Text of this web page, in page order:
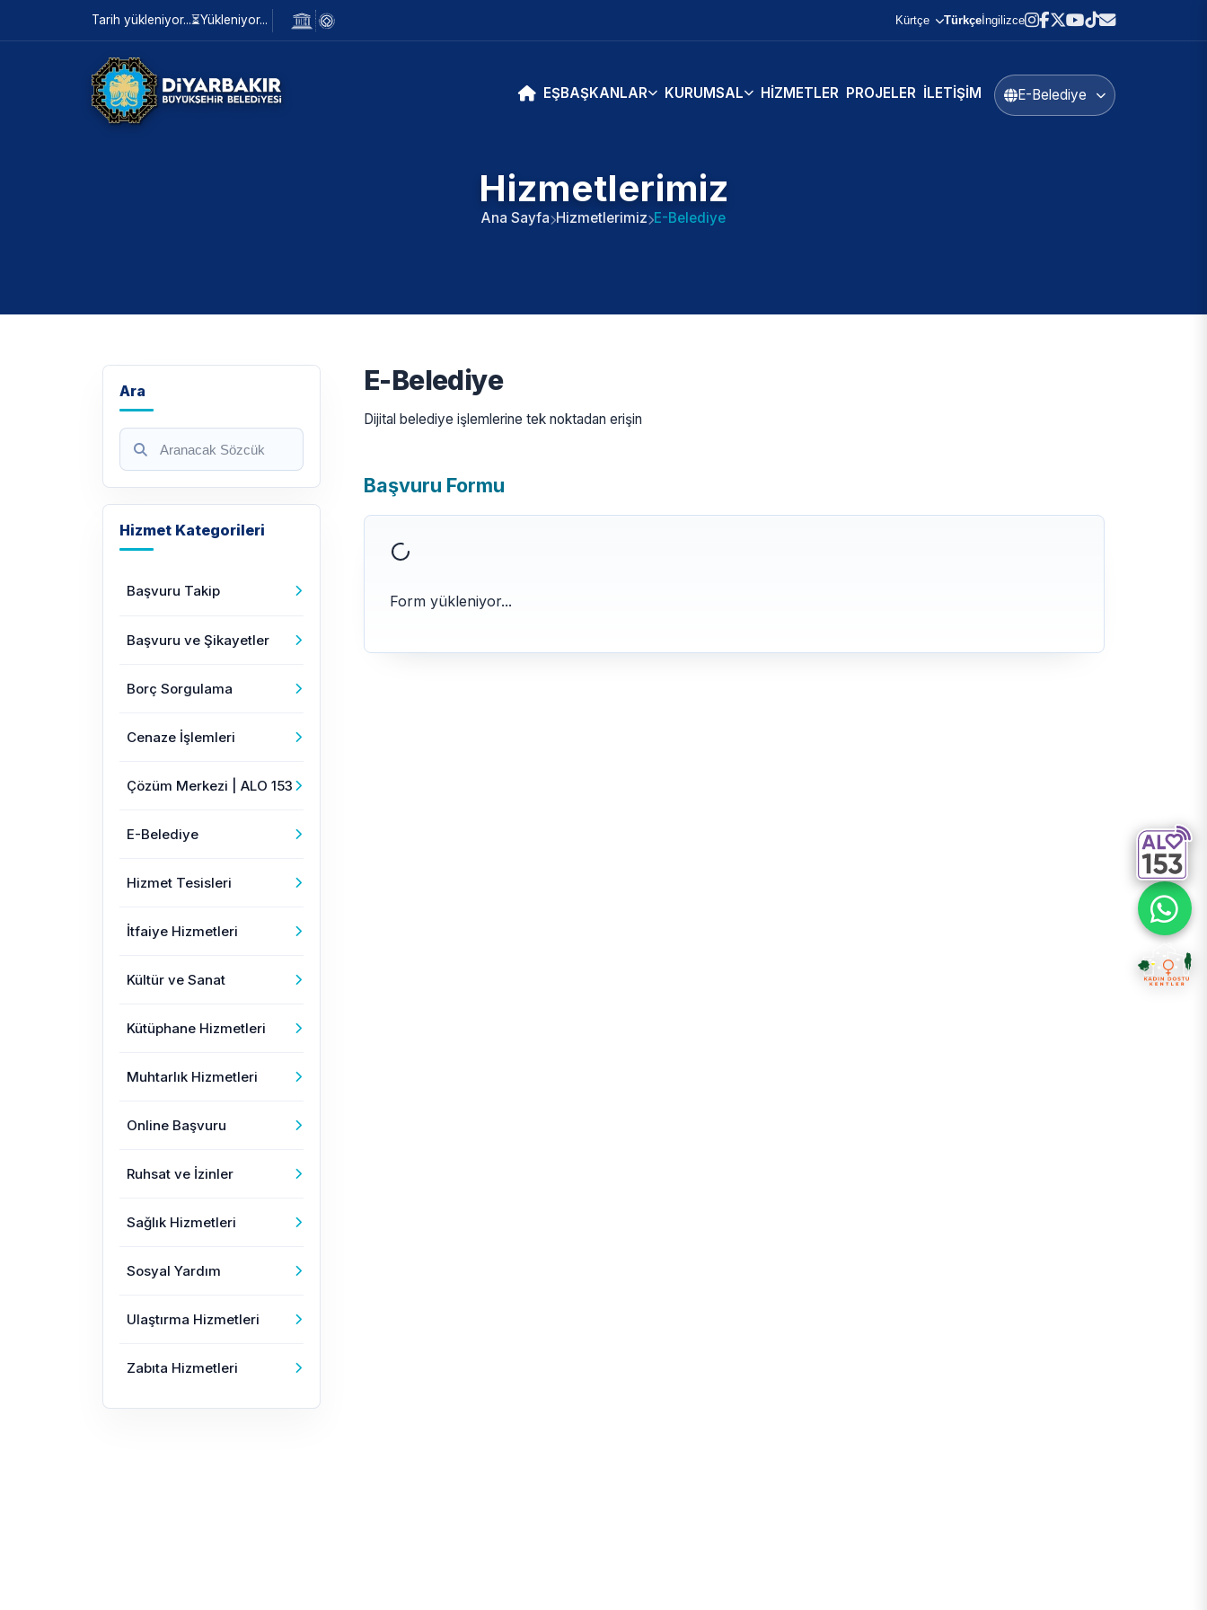
Tarih yükleniyor...⏳Yükleniyor... Kürtçe Türkçe İngilizce
EŞBAŞKANLAR KURUMSAL HIZMETLER PROJELER İLETIŞIM E-Belediye
Hizmetlerimiz
Ana Sayfa Hizmetlerimiz E-Belediye
Ara
Hizmet Kategorileri
Başvuru Takip
Başvuru ve Şikayetler
Borç Sorgulama
Cenaze İşlemleri
Çözüm Merkezi | ALO 153
E-Belediye
Hizmet Tesisleri
İtfaiye Hizmetleri
Kültür ve Sanat
Kütüphane Hizmetleri
Muhtarlık Hizmetleri
Online Başvuru
Ruhsat ve İzinler
Sağlık Hizmetleri
Sosyal Yardım
Ulaştırma Hizmetleri
Zabıta Hizmetleri
E-Belediye
Dijital belediye işlemlerine tek noktadan erişin
Başvuru Formu
Form yükleniyor...